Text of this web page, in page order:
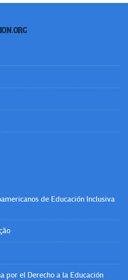
de Educación Inclusiva
por el Derecho a la Educación